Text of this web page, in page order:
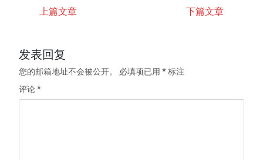
上篇文章 下篇文章
发表回复
您的邮箱地址不会被公开。 必填项已用*标注
评论*